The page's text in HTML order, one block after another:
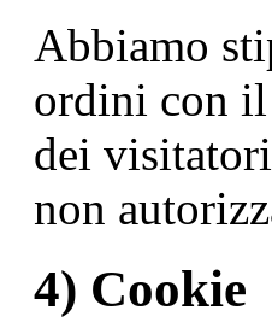
Abbiamo
ordini con il
dei
non
4) Cookie